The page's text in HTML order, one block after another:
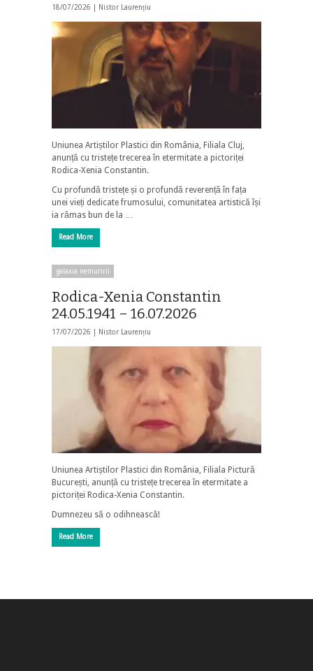
18/07/2026 | Nistor Laurențiu
Uniunea Artiștilor Plastici din România, Filiala Cluj,
anunță cu tristețe trecerea în etermitate a pictoriței
Rodica-Xenia Constantin.
Cu profundă tristețe și o profundă reverență în fața
unei vieți dedicate frumosului, comunitatea artistică își
ia rămas bun de la …
Read More
galaxia nemuririi
Rodica-Xenia Constantin
24.05.1941 – 16.07.2026
17/07/2026 | Nistor Laurențiu
Uniunea Artiștilor Plastici din România, Filiala Pictură
București, anunță cu tristețe trecerea în etermitate a
pictoriței Rodica-Xenia Constantin.
Dumnezeu să o odihnească!
Read More